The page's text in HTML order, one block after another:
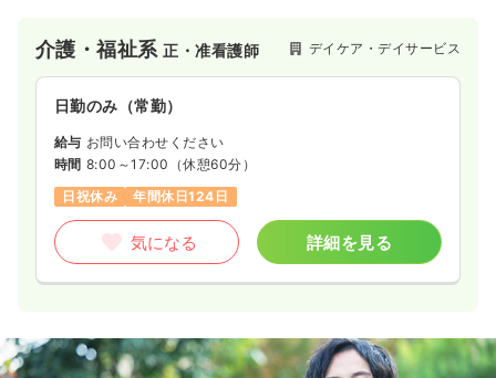
介護・福祉系正・准看護師 デイケア・デイサービス
日勤のみ（常勤）
給与 お問い合わせください
時間 8:00～17:00 （休憩60分）
日祝休み
年間休日124日
気になる 詳細を見る